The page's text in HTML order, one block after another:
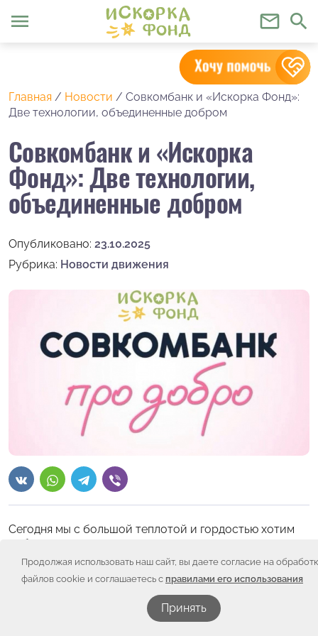
Продолжая использовать наш сайт, вы даете согласие на
файлов cookie и соглашаетесь с правилами его использования
Принять
menu mail_outline search
Главная / Новости / Совкомбанк и «Искорка Фонд»:
Две технологии, объединенные добром
Совкомбанк и «Искорка
Фонд»: Две технологии,
объединенные добром
Опубликовано: 23.10.2025
Рубрика: Новости движения
Сегодня мы с большой теплотой и гордостью хотим
поблагодарить и поздравить надежного партнера —
Совкомбанк!
Нас объединяет общая миссия: внедрять
эффективные технологии добра и помогать тем, кто